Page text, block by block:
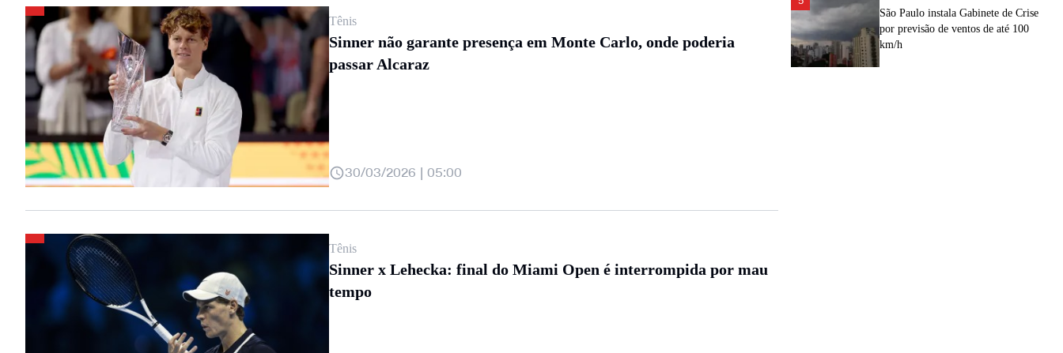
Tênis
Sinner não garante presença em Monte Carlo, onde poderia
passar Alcaraz
30/03/2026 | 05:00
Tênis
Sinner x Lehecka: final do Miami Open é interrompida por mau
tempo
São Paulo instala Gabinete de Crise
por previsão de ventos de até 100
km/h